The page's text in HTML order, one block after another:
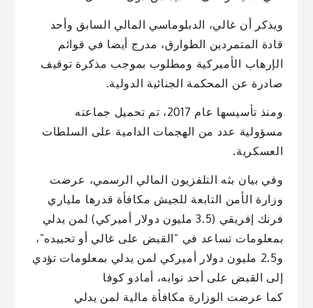
ويذكر أن غالي، الدبلوماسي المالي السابق وأحد
قادة المتمردين الطوارق، مدرج أيضا في قوائم
الإرهاب الأميركية ومطلوب بموجب مذكرة توقيف
صادرة عن المحكمة الجنائية الدولية.
ومنذ تأسيسها عام 2017، تم تحميل جماعته
مسؤولية عدد من الهجمات الدامية على السلطات
العسكرية.
وفي بيان بثه التلفزيون المالي الرسمي، عرضت
وزارة الأمن التابعة للجيش مكافأة قدرها ملياري
فرنك إفريقي (3.5 مليون دولار أميركي) لمن يدلي
بمعلومات تساعد في “القبض على غالي أو تحييده”،
و2.5 مليون دولار أميركي لمن يدلي بمعلومات تؤدي
إلى القبض على أحد نوابه، أمادو كوفا
كما عرضت الوزارة مكافأة مالية لمن يدلي